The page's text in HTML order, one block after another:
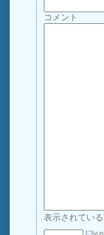
コメント
表示されてい